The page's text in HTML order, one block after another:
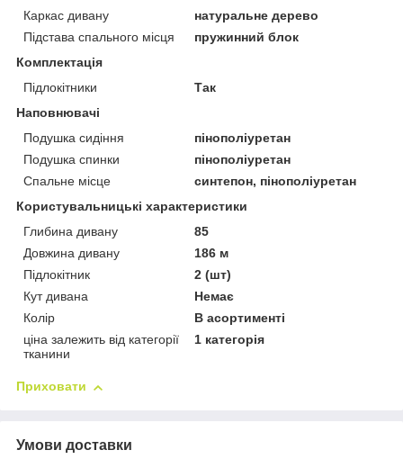
Каркас дивану
натуральне дерево
Підстава спального місця
пружинний блок
Комплектація
Підлокітники
Так
Наповнювачі
Подушка сидіння
пінополіуретан
Подушка спинки
пінополіуретан
Спальне місце
синтепон, пінополіуретан
Користувальницькі характеристики
Глибина дивану
85
Довжина дивану
186 м
Підлокітник
2 (шт)
Кут дивана
Немає
Колір
В асортименті
ціна залежить від категорії
тканини
1 категорія
Приховати
Умови доставки